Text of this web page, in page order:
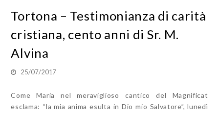
Tortona – Testimonianza di carità
cristiana, cento anni di Sr. M.
Alvina
25/07/2017
Come Maria nel meraviglioso cantico del Magnificat
esclama: “la mia anima esulta in Dio mio Salvatore”, lunedì